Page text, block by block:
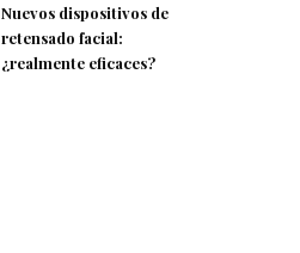
Nuevos dispositivos de
retensado facial:
¿realmente eficaces?